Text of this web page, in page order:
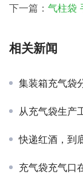
下一篇： 气柱袋
相关新闻
集装箱充气袋
从充气袋生产
快递红酒，到
充气袋充气口在